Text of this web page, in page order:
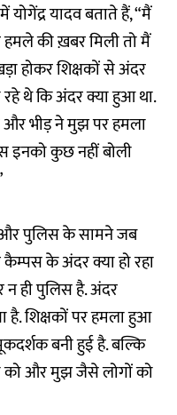
यादव बताते हैं, “मैं
हमले की ख़बर मिली तो मैं
होकर शिक्षकों से अंदर
रहे थे कि अंदर क्या हुआ था.
भीड़ ने मुझ पर हमला
इनको कुछ नहीं बोली
और पुलिस के सामने जब
के अंदर क्या हो रहा
न ही पुलिस है. अंदर
है. शिक्षकों पर हमला हुआ
बनी हुई है. बल्कि
को और मुझ जैसे लोगों को